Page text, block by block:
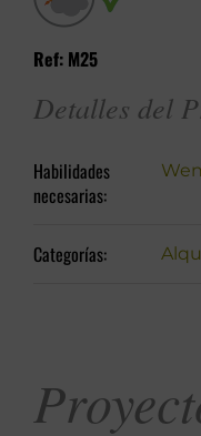
Ref: M25
Detalles del
Habilidades
necesarias:
Categorías: